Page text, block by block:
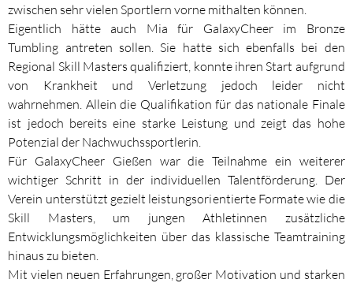
zwischen sehr vielen Sportlern vorne mithalten können.
Eigentlich hätte auch Mia für GalaxyCheer im Bronze
Tumbling antreten sollen. Sie hatte sich ebenfalls bei den
Regional Skill Masters qualifiziert, konnte ihren Start aufgrund
von Krankheit und Verletzung jedoch leider nicht
wahrnehmen. Allein die Qualifikation für das nationale Finale
ist jedoch bereits eine starke Leistung und zeigt das hohe
Potenzial der Nachwuchssportlerin.
Für GalaxyCheer Gießen war die Teilnahme ein weiterer
wichtiger Schritt in der individuellen Talentförderung. Der
Verein unterstützt gezielt leistungsorientierte Formate wie die
Skill Masters, um jungen Athletinnen zusätzliche
Entwicklungsmöglichkeiten über das klassische Teamtraining
hinaus zu bieten.
Mit vielen neuen Erfahrungen, großer Motivation und starken